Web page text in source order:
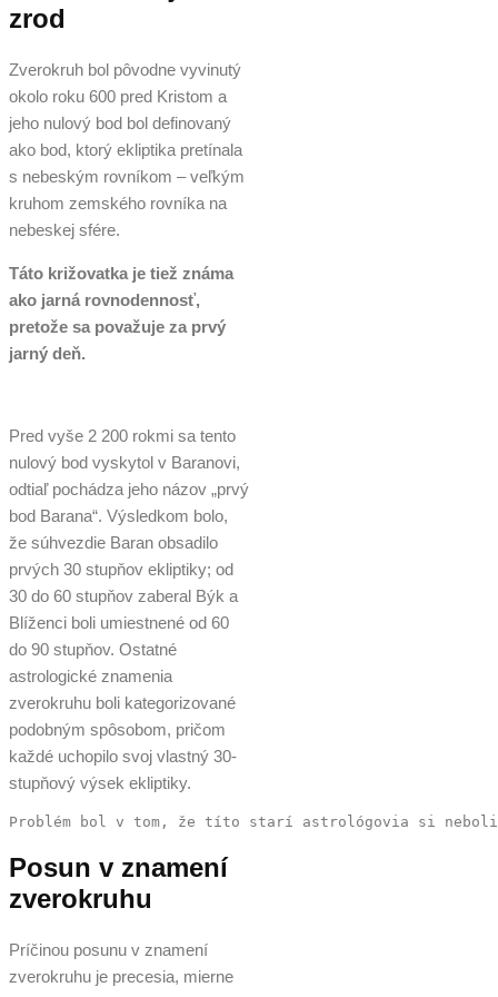
zrod
Zverokruh bol pôvodne vyvinutý
okolo roku 600 pred Kristom a
jeho nulový bod bol definovaný
ako bod, ktorý ekliptika pretínala
s nebeským rovníkom – veľkým
kruhom zemského rovníka na
nebeskej sfére.
Táto križovatka je tiež známa
ako jarná rovnodennosť,
pretože sa považuje za prvý
jarný deň.
Pred vyše 2 200 rokmi sa tento
nulový bod vyskytol v Baranovi,
odtiaľ pochádza jeho názov „prvý
bod Barana“. Výsledkom bolo,
že súhvezdie Baran obsadilo
prvých 30 stupňov ekliptiky; od
30 do 60 stupňov zaberal Býk a
Blíženci boli umiestnené od 60
do 90 stupňov. Ostatné
astrologické znamenia
zverokruhu boli kategorizované
podobným spôsobom, pričom
každé uchopilo svoj vlastný 30-
stupňový výsek ekliptiky.
Problém bol v tom, že títo starí astrológovia si neboli
Posun v znamení
zverokruhu
Príčinou posunu v znamení
zverokruhu je precesia, mierne